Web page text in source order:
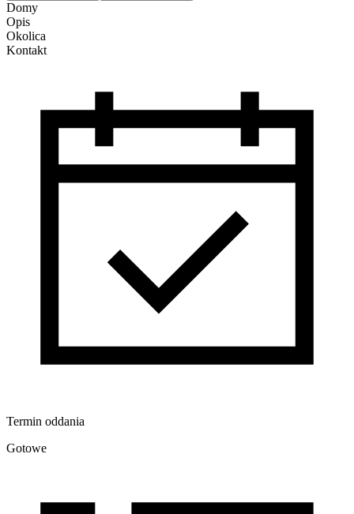
Domy
Opis
Okolica
Kontakt
Termin oddania
Gotowe